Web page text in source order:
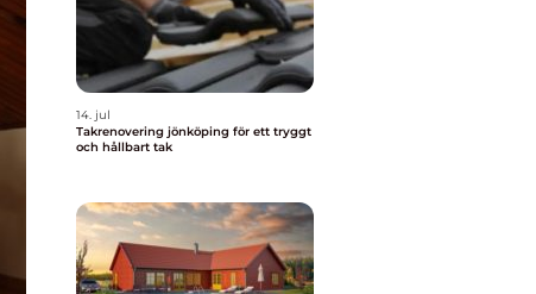
14. jul
Takrenovering jönköping för ett tryggt
och hållbart tak